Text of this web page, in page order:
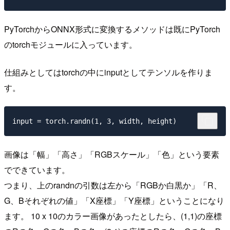
PyTorchからONNX形式に変換するメソッドは既にPyTorch
のtorchモジュールに入っています。
仕組みとしてはtorchの中にinputとしてテンソルを作りま
す。
画像は「幅」「高さ」「RGBスケール」「色」という要素
でできています。
つまり、上のrandnの引数は左から「RGBか白黒か」「R、
G、Bそれぞれの値」「X座標」「Y座標」ということになり
ます。 10 x 10のカラー画像があったとしたら、(1,1)の座標